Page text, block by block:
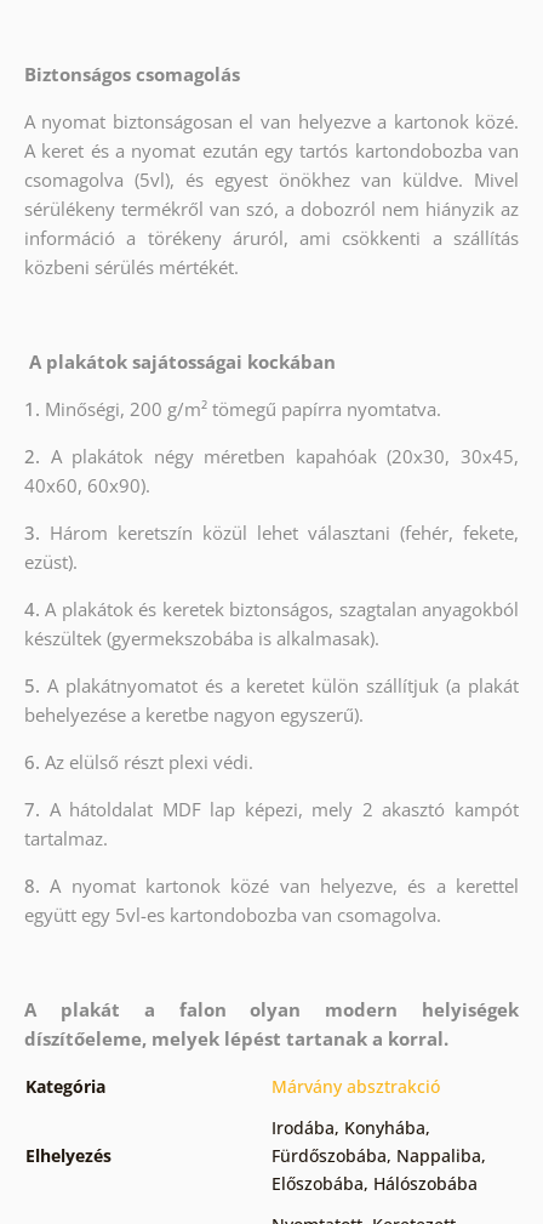
Biztonságos csomagolás
A nyomat biztonságosan el van helyezve a kartonok közé.
A keret és a nyomat ezután egy tartós kartondobozba van
csomagolva (5vl), és egyest önökhez van küldve. Mivel
sérülékeny termékről van szó, a dobozról nem hiányzik az
információ a törékeny áruról, ami csökkenti a szállítás
közbeni sérülés mértékét.
A plakátok sajátosságai kockában
1. Minőségi, 200 g/m² tömegű papírra nyomtatva.
2. A plakátok négy méretben kapahóak (20x30, 30x45,
40x60, 60x90).
3. Három keretszín közül lehet választani (fehér, fekete,
ezüst).
4.A plakátok és keretek biztonságos, szagtalan anyagokból
készültek (gyermekszobába is alkalmasak).
5. A plakátnyomatot és a keretet külön szállítjuk (a plakát
behelyezése a keretbe nagyon egyszerű).
6. Az elülső részt plexi védi.
7. A hátoldalat MDF lap képezi, mely 2 akasztó kampót
tartalmaz.
8.A nyomat kartonok közé van helyezve, és a kerettel
együtt egy 5vl-es kartondobozba van csomagolva.
A plakát a falon olyan modern helyiségek
díszítőeleme, melyek lépést tartanak a korral.
Kategória Márvány absztrakció
Elhelyezés
Irodába, Konyhába,
Fürdőszobába, Nappaliba,
Előszobába, Hálószobába